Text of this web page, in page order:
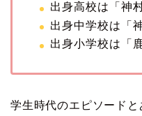
出身高校は「神
出身中学校は「
出身小学校は「
学生時代のエピソードと